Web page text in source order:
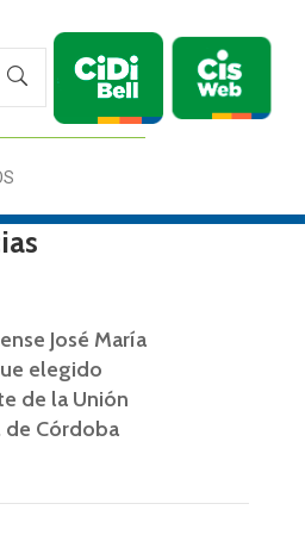
José María
elegido
de la Unión
de Córdoba